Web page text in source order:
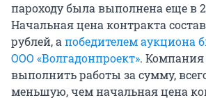
пароходу была выполнена еще в
Начальная цена контракта
рублей, апобедителем аукциона
ООО «Волгадонпроект». Компания
выполнить работы за сумму,
меньшую, чем начальная цена